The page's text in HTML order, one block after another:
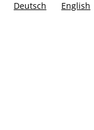
Deutsch English